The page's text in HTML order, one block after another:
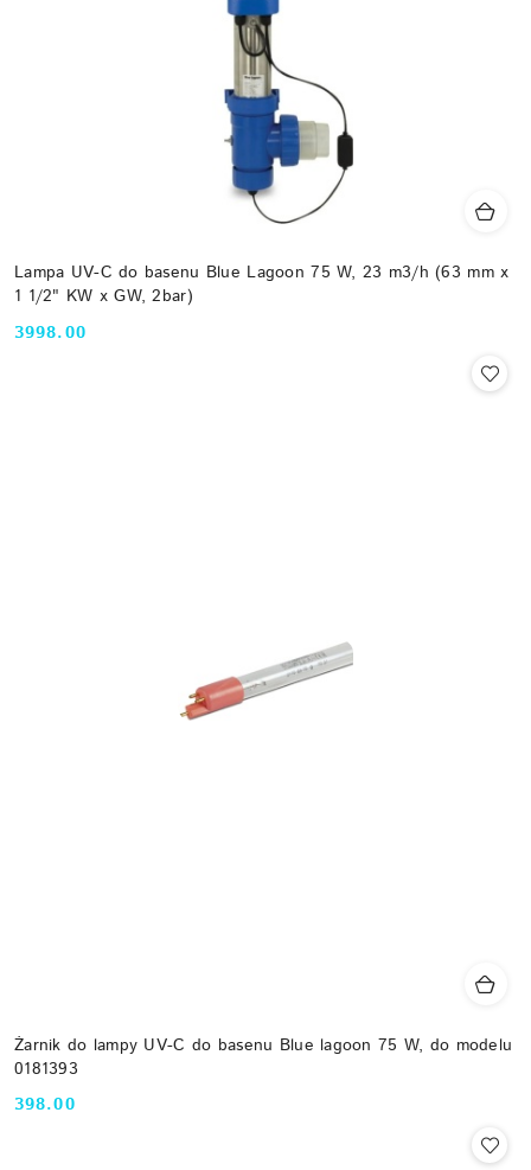
Lampa UV-C do basenu Blue Lagoon 75 W, 23 m3/h (63 mm x
1 1/2" KW x GW, 2bar)
Cena:
3998.00
Żarnik do lampy UV-C do basenu Blue lagoon 75 W, do modelu
0181393
Cena:
398.00